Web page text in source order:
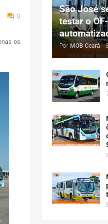
0
os
São José
testar o
Por MOB Ceará -